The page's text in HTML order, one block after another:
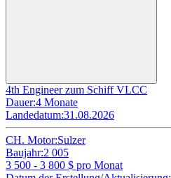
4th Engineer zum Schiff VLCC
Dauer:4 Monate
Landedatum:31.08.2026
CH. Motor:Sulzer
Baujahr:2 005
3 500 - 3 800 $ pro Monat